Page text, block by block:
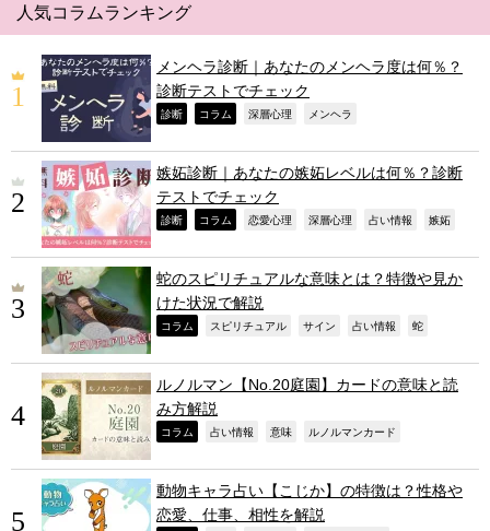
人気コラムランキング
メンヘラ診断｜あなたのメンヘラ度は何％？
診断テストでチェック
診断 コラム 深層心理 メンヘラ
嫉妬診断｜あなたの嫉妬レベルは何％？診断
テストでチェック
診断 コラム 恋愛心理 深層心理 占い情報 嫉妬
蛇のスピリチュアルな意味とは？特徴や見か
けた状況で解説
コラム スピリチュアル サイン 占い情報 蛇
ルノルマン【No.20庭園】カードの意味と読
み方解説
コラム 占い情報 意味 ルノルマンカード
動物キャラ占い【こじか】の特徴は？性格や
恋愛、仕事、相性を解説